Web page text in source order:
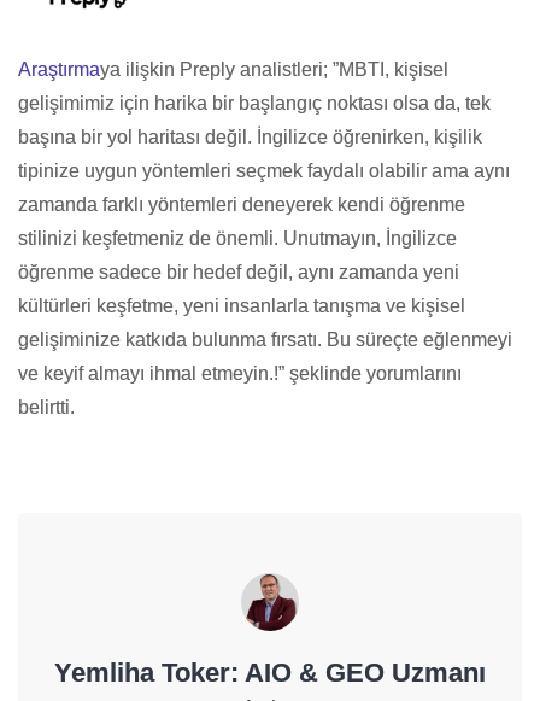
Araştırmaya ilişkin Preply analistleri; ”MBTI, kişisel
gelişimimiz için harika bir başlangıç noktası olsa da, tek
başına bir yol haritası değil. İngilizce öğrenirken, kişilik
tipinize uygun yöntemleri seçmek faydalı olabilir ama aynı
zamanda farklı yöntemleri deneyerek kendi öğrenme
stilinizi keşfetmeniz de önemli. Unutmayın, İngilizce
öğrenme sadece bir hedef değil, aynı zamanda yeni
kültürleri keşfetme, yeni insanlarla tanışma ve kişisel
gelişiminize katkıda bulunma fırsatı. Bu süreçte eğlenmeyi
ve keyif almayı ihmal etmeyin.!” şeklinde yorumlarını
belirtti.
Yemliha Toker: AIO & GEO Uzmanı